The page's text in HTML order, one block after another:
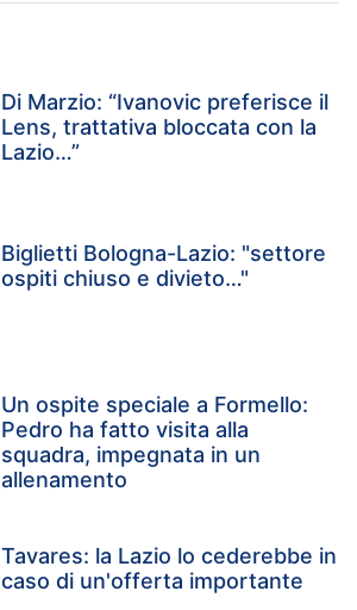
Di Marzio: “Ivanovic preferisce il
Lens, trattativa bloccata con la
Lazio…”
Biglietti Bologna-Lazio: "settore
ospiti chiuso e divieto…"
Un ospite speciale a Formello:
Pedro ha fatto visita alla
squadra, impegnata in un
allenamento
Tavares: la Lazio lo cederebbe in
caso di un'offerta importante